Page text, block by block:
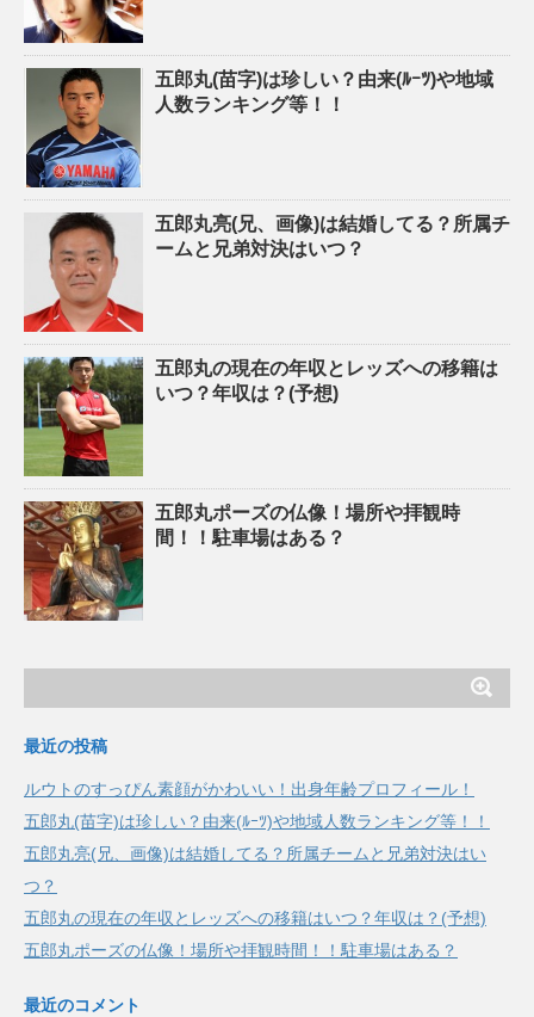
五郎丸(苗字)は珍しい？由来(ﾙｰﾂ)や地域
人数ランキング等！！
五郎丸亮(兄、画像)は結婚してる？所属チ
ームと兄弟対決はいつ？
五郎丸の現在の年収とレッズへの移籍は
いつ？年収は？(予想)
五郎丸ポーズの仏像！場所や拝観時
間！！駐車場はある？
最近の投稿
ルウトのすっぴん素顔がかわいい！出身年齢プロフィール！
五郎丸(苗字)は珍しい？由来(ﾙｰﾂ)や地域人数ランキング等！！
五郎丸亮(兄、画像)は結婚してる？所属チームと兄弟対決はい
つ？
五郎丸の現在の年収とレッズへの移籍はいつ？年収は？(予想)
五郎丸ポーズの仏像！場所や拝観時間！！駐車場はある？
最近のコメント